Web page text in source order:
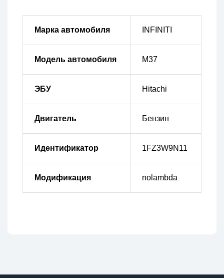
Марка автомобиля INFINITI
Модель автомобиля M37
ЭБУ Hitachi
Двигатель Бензин
Идентификатор 1FZ3W9N11
Модификация nolambda